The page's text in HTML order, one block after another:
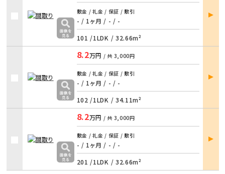
敷金 / 礼金 / 保証 / 敷引
- / 1ヶ月 / - / -
101 /1LDK / 32.66m²
部屋
詳細
8.2万円 / 共 3,000円
敷金 / 礼金 / 保証 / 敷引
- / 1ヶ月 / - / -
102 /1LDK / 34.11m²
部屋
詳細
8.2万円 / 共 3,000円
敷金 / 礼金 / 保証 / 敷引
- / 1ヶ月 / - / -
201 /1LDK / 32.66m²
部屋
詳細